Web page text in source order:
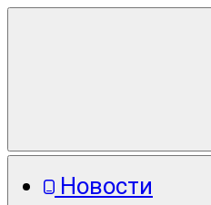
Новости